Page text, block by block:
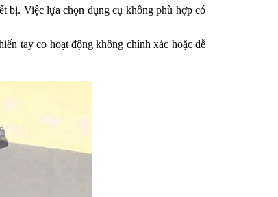
bị. Việc lựa chọn dụng cụ không phù hợp có
tay co hoạt động không chính xác hoặc dễ